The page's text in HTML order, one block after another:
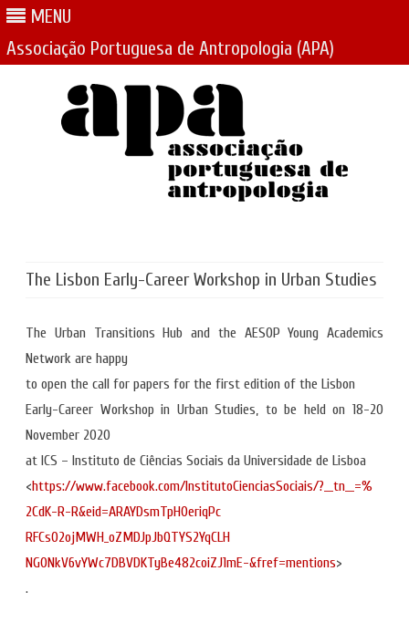
MENU
Associação Portuguesa de Antropologia (APA)
The Lisbon Early-Career Workshop in Urban Studies
The Urban Transitions Hub and the AESOP Young Academics
Network are happy
to open the call for papers for the first edition of the Lisbon
Early-Career Workshop in Urban Studies, to be held on 18-20
November 2020
at ICS – Instituto de Ciências Sociais da Universidade de Lisboa
<https://www.facebook.com/InstitutoCienciasSociais/?__tn__=%
2CdK-R-R&eid=ARAYDsmTpH0eriqPc
RFCsO2ojMWH_oZMDJpJbQTYS2YqCLH
NG0NkV6vYWc7DBVDKTyBe482coiZJ1mE-&fref=mentions>
.